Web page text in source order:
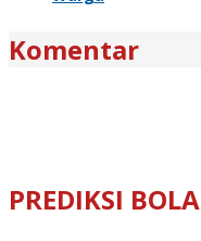
Komentar
PREDIKSI BOLA